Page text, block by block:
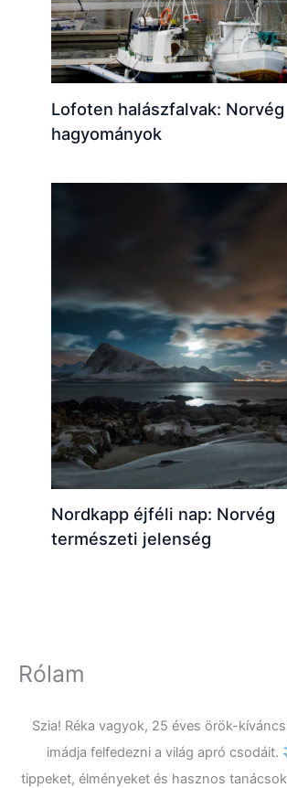
Lofoten halászfalvak: Norvég
hagyományok
Nordkapp éjféli nap: Norvég
természeti jelenség
Rólam
Szia! Réka vagyok, 25 éves örök-
imádja felfedezni a világ apró csodáit.
tippeket, élményeket és hasznos